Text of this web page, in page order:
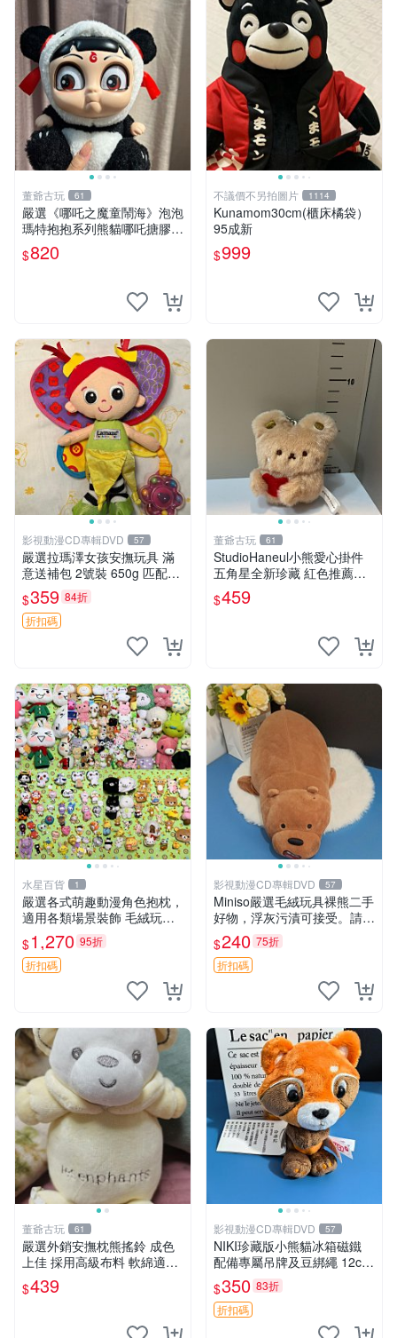
董爺古玩 61
嚴選《哪吒之魔童鬧海》泡泡
瑪特抱抱系列熊貓哪吒搪膠臉
毛絨， STATE：如圖顯示 哪
吒 毛絨公仔 泡泡瑪特
$820
不議價不另拍圖片 1114
Kunamom30cm(櫃床橘袋）
95成新
$999
影視動漫CD專輯DVD 57
嚴選拉瑪澤女孩安撫玩具 滿
意送補包 2號裝 650g 匹配嬰
幼童舒壓好伴侶 女孩專用 安
心選擇 安撫玩偶 衝包 玩具
$359 84折
折扣碼
董爺古玩 61
StudioHaneul小熊愛心掛件
五角星全新珍藏 紅色推薦收
藏 玩具掛飾 掛件 新品
$459
水星百貨 1
嚴選各式萌趣動漫角色抱枕，
適用各類場景裝飾 毛絨玩
具、卡通抱枕、趣味玩偶
$1,270 95折
折扣碼
影視動漫CD專輯DVD 57
Miniso嚴選毛絨玩具裸熊二手
好物，浮灰污漬可接受。請詳
閱照片再下單，售出不退不
換。全新品相收藏推薦。 裸
熊 毛絨玩具 收藏
$240 75折
折扣碼
董爺古玩 61
嚴選外銷安撫枕熊搖鈴 成色
上佳 採用高級布料 軟綿適合
收藏 安心選購 安撫枕 熊玩具
搖鈴
$439
影視動漫CD專輯DVD 57
NIKI珍藏版小熊貓冰箱磁鐵
配備專屬吊牌及豆綁繩 12cm
廢品嚴選 好評推薦 小熊貓冰
箱貼 磁鐵掛件 冰箱飾品
$350 83折
折扣碼